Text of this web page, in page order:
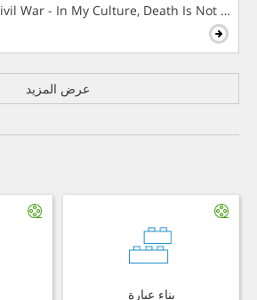
War - In My Culture, Death Is Not The
عرض المزيد
بناء عبارة